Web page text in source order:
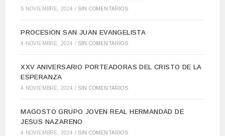
5 NOVIEMBRE, 2024 / SIN COMENTARIOS
PROCESION SAN JUAN EVANGELISTA
4 NOVIEMBRE, 2024 / SIN COMENTARIOS
XXV ANIVERSARIO PORTEADORAS DEL CRISTO DE LA
ESPERANZA
4 NOVIEMBRE, 2024 / SIN COMENTARIOS
MAGOSTO GRUPO JOVEN REAL HERMANDAD DE
JESUS NAZARENO
4 NOVIEMBRE, 2024 / SIN COMENTARIOS